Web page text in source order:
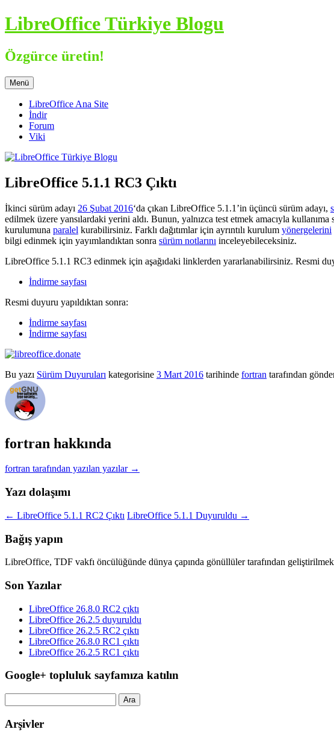
İçeriğe
atla
LibreOffice Türkiye Blogu
Özgürce üretin!
Menü
LibreOffice Ana Site
İndir
Forum
Viki
LibreOffice 5.1.1 RC3 Çıktı
İkinci sürüm adayı 26 Şubat 2016‘da çıkan LibreOffice 5.1.1’in üçüncü sürüm adayı,
edilmek üzere yansılardaki yerini aldı. Bunun, yalnızca test etmek amacıyla
kurulumuna paralel kurabilirsiniz. Farklı dağıtımlar için ayrıntılı kurulum yönergelerini
bilgi edinmek için yayımlandıktan sonra sürüm notlarını inceleyebileceksiniz.
LibreOffice 5.1.1 RC3 edinmek için aşağıdaki linklerden yararlanabilirsiniz. Resmi
İndirme sayfası
Resmi duyuru yapıldıktan sonra:
İndirme sayfası
İndirme sayfası
Bu yazı Sürüm Duyuruları kategorisine 3 Mart 2016 tarihinde fortran tarafından
fortran hakkında
fortran tarafından yazılan yazılar →
Yazı dolaşımı
← LibreOffice 5.1.1 RC2 Çıktı LibreOffice 5.1.1 Duyuruldu →
Bağış yapın
LibreOffice, TDF vakfı öncülüğünde dünya çapında gönüllüler tarafından
Son Yazılar
LibreOffice 26.8.0 RC2 çıktı
LibreOffice 26.2.5 duyuruldu
LibreOffice 26.2.5 RC2 çıktı
LibreOffice 26.8.0 RC1 çıktı
LibreOffice 26.2.5 RC1 çıktı
Google+ topluluk sayfamıza katılın
Arşivler